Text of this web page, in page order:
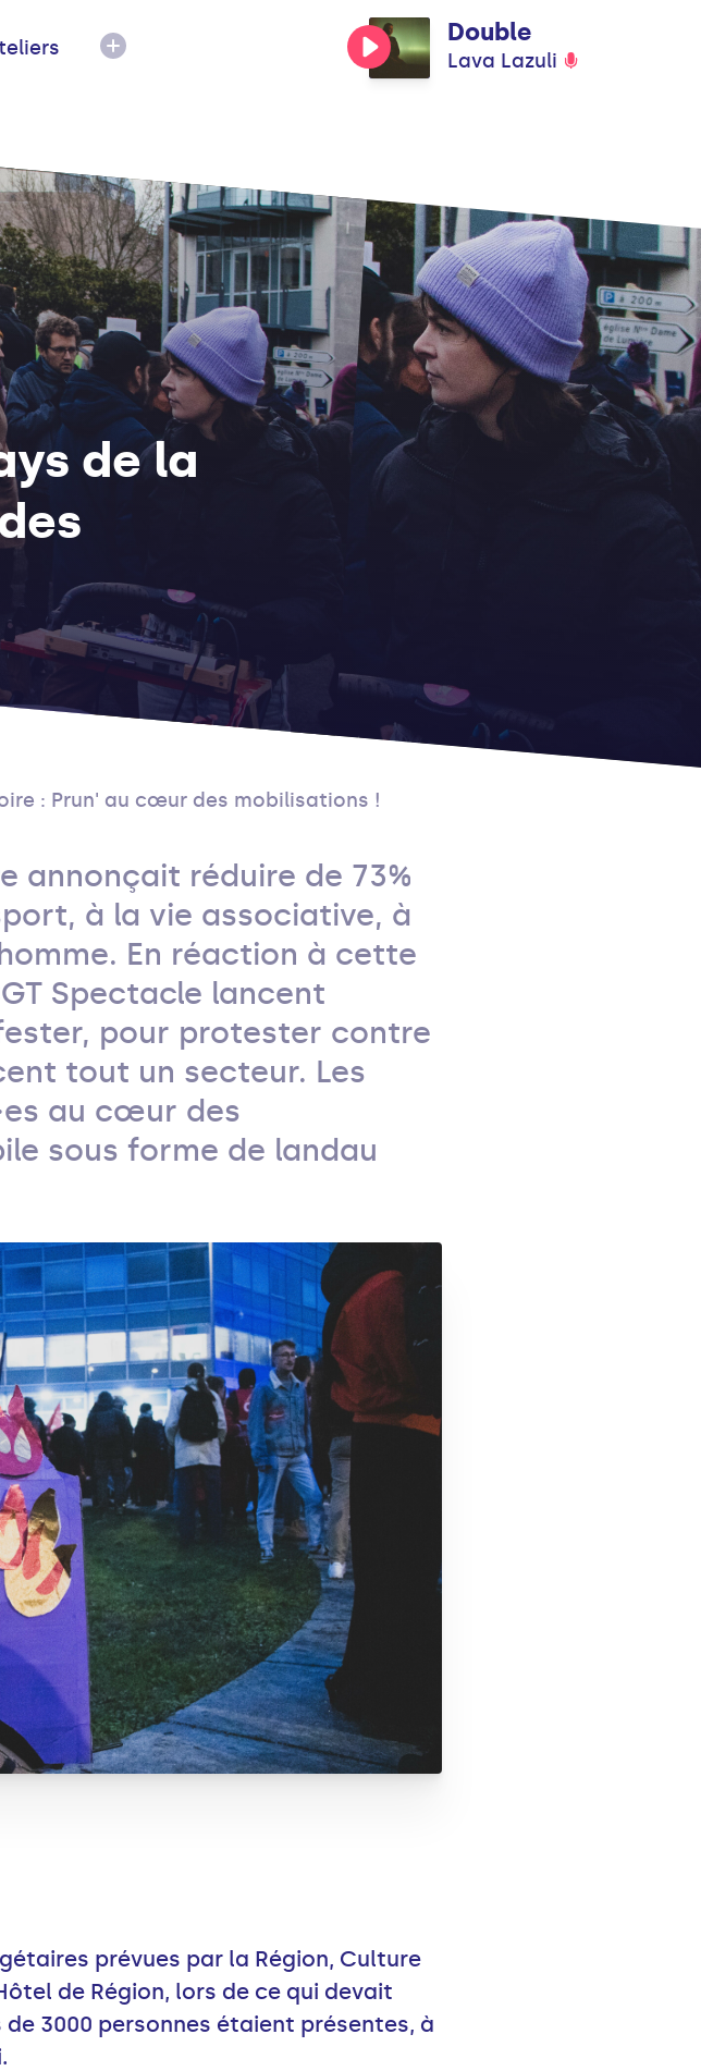
Double
Lava Lazuli
de la
: Prun' au cœur des mobilisations !
annonçait réduire de 73%
à la vie associative, à
En réaction à cette
Spectacle lancent
pour protester contre
tout un secteur. Les
au cœur des
sous forme de landau
prévues par la Région, Culture
de Région, lors de ce qui devait
3000 personnes étaient présentes, à